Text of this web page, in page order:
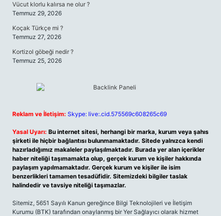
Vücut klorlu kalırsa ne olur ?
Temmuz 29, 2026
Koçak Türkçe mi ?
Temmuz 27, 2026
Kortizol göbeği nedir ?
Temmuz 25, 2026
Reklam ve İletişim: Skype: live:.cid.575569c608265c69
Yasal Uyarı: Bu internet sitesi, herhangi bir marka, kurum veya şahıs
şirketi ile hiçbir bağlantısı bulunmamaktadır. Sitede yalnızca kendi
hazırladığımız makaleler paylaşılmaktadır. Burada yer alan içerikler
haber niteliği taşımamakta olup, gerçek kurum ve kişiler hakkında
paylaşım yapılmamaktadır. Gerçek kurum ve kişiler ile isim
benzerlikleri tamamen tesadüfidir. Sitemizdeki bilgiler taslak
halindedir ve tavsiye niteliği taşımazlar.
Sitemiz, 5651 Sayılı Kanun gereğince Bilgi Teknolojileri ve İletişim
Kurumu (BTK) tarafından onaylanmış bir Yer Sağlayıcı olarak hizmet